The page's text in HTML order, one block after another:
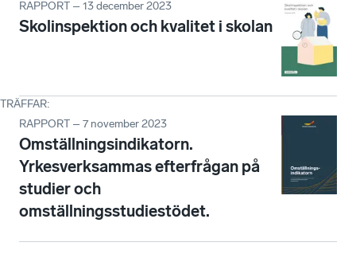
TRÄFFAR:
RAPPORT – 13 december 2023
Skolinspektion och kvalitet i skolan
RAPPORT – 7 november 2023
Omställningsindikatorn.
Yrkesverksammas efterfrågan på
studier och
omställningsstudiestödet.